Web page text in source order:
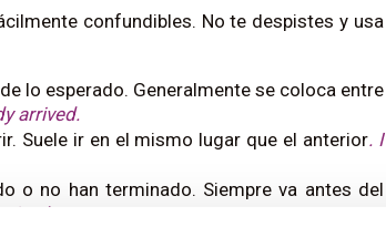
confundibles. No te despistes y usa
lo esperado. Generalmente se coloca entre
arrived.
Suele ir en el mismo lugar que el anterior. I
o no han terminado. Siempre va antes del